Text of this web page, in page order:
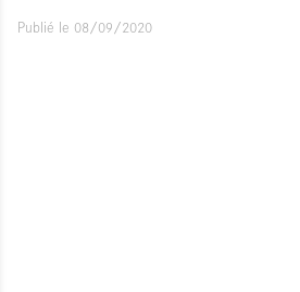
Publié le 08/09/2020